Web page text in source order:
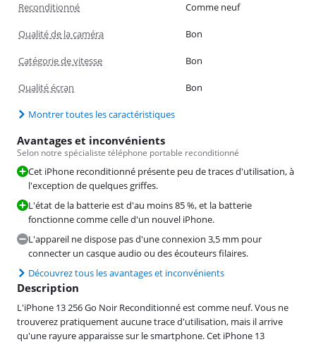
Reconditionné Comme neuf
Qualité de la caméra Bon
Catégorie de vitesse Bon
Qualité écran Bon
Montrer toutes les caractéristiques
Avantages et inconvénients
Selon notre spécialiste téléphone portable reconditionné
Cet iPhone reconditionné présente peu de traces d'utilisation, à
l'exception de quelques griffes.
L'état de la batterie est d'au moins 85 %, et la batterie
fonctionne comme celle d'un nouvel iPhone.
L'appareil ne dispose pas d'une connexion 3,5 mm pour
connecter un casque audio ou des écouteurs filaires.
Découvrez tous les avantages et inconvénients
Description
L'iPhone 13 256 Go Noir Reconditionné est comme neuf. Vous ne
trouverez pratiquement aucune trace d'utilisation, mais il arrive
qu'une rayure apparaisse sur le smartphone. Cet iPhone 13